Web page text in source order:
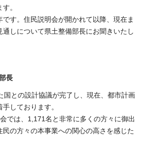
。
す。住民説明会が開かれて以降、現在ま
しについて県土整備部長にお聞きいたし
長
国との設計協議が完了し、現在、都市計画
しております。
では、1,171名と非常に多くの方々に御出
民の方々の本事業への関心の高さを感じた